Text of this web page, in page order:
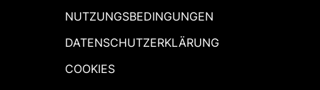
NUTZUNGSBEDINGUNGEN
DATENSCHUTZERKLÄRUNG
COOKIES